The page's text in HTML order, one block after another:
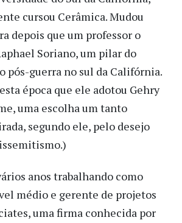
cursou Cerâmica. Mudou
depois que um professor o
Soriano, um pilar do
pós-guerra no sul da Califórnia.
época que ele adotou Gehry
uma escolha um tanto
segundo ele, pelo desejo
anos trabalhando como
médio e gerente de projetos
uma firma conhecida por